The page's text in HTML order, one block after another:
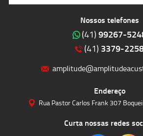
Nossos telefones
(41) 99267-
(41) 3379-
Endereço
Rua Pastor Carlos Frank 307
Curta nossas redes